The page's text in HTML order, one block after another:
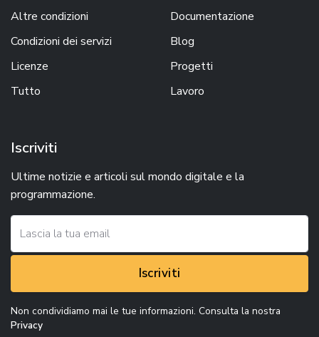
Altre condizioni
Condizioni dei servizi
Licenze
Tutto
Documentazione
Blog
Progetti
Lavoro
Iscriviti
Ultime notizie e articoli sul mondo digitale e la
programmazione.
Iscriviti
Non condividiamo mai le tue informazioni. Consulta la nostra
Privacy